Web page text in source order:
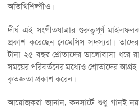
অতিথিশিল্পীও।
দীর্ঘ এই সংগীতযাত্রার গুরুত্বপূর্ণ
প্রকাশ করেছেন নেমেসিস সদস্যরা।
টানা ২৫ বছর শ্রোতাদের ভালোবাসা ধরে
সময়ের পরিবর্তনের মধ্যেও শ্রোতাদের আগ্রহ
কৃতজ্ঞতা প্রকাশ করেন।
আয়োজকরা জানান, কনসার্টে শুধু গানই